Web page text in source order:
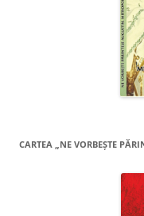
CARTEA „NE VORBEŞTE